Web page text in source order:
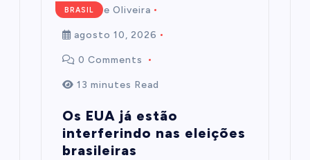
BRASIL
Mairim de Oliveira
agosto 10, 2026
0 Comments
13 minutes Read
Os EUA já estão
interferindo nas eleições
brasileiras